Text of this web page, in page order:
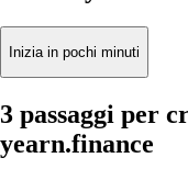
Inizia in pochi minuti
3 passaggi per
yearn.finance